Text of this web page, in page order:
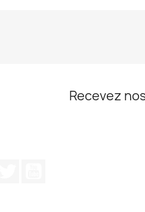
Recevez